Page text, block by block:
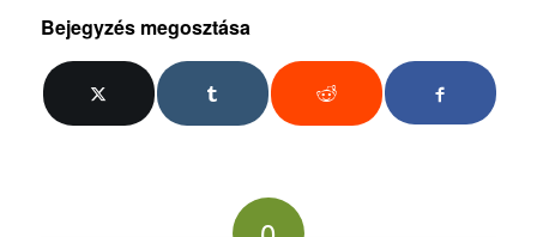
Bejegyzés megosztása